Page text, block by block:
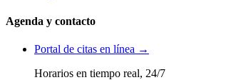
Agenda y contacto
Portal de citas en línea →
Horarios en tiempo real, 24/7